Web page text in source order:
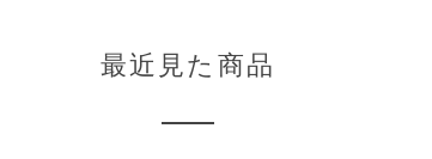
最近見た商品